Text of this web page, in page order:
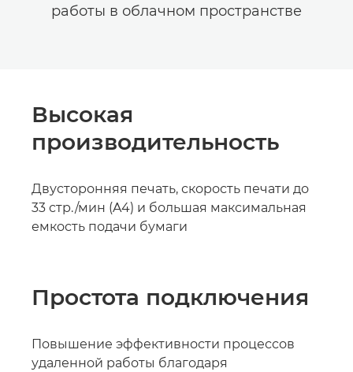
работы в облачном пространстве
Высокая
производительность
Двусторонняя печать, скорость печати до
33 стр./мин (A4) и большая максимальная
емкость подачи бумаги
Простота подключения
Повышение эффективности процессов
удаленной работы благодаря